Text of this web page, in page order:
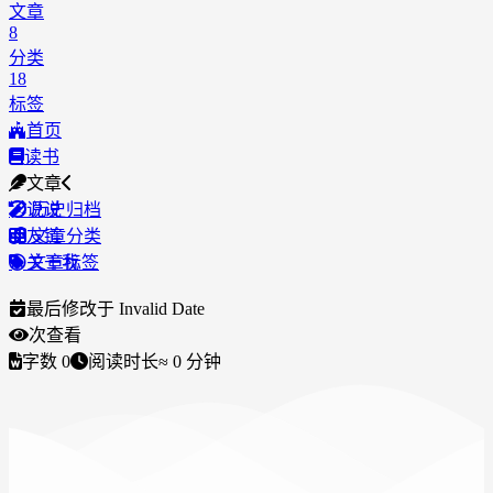
文章
8
分类
18
标签
首页
读书
文章
历史归档
文章分类
文章标签
说说
友链
关于我
最后修改于 Invalid Date
次查看
字数 0 阅读时长≈ 0 分钟